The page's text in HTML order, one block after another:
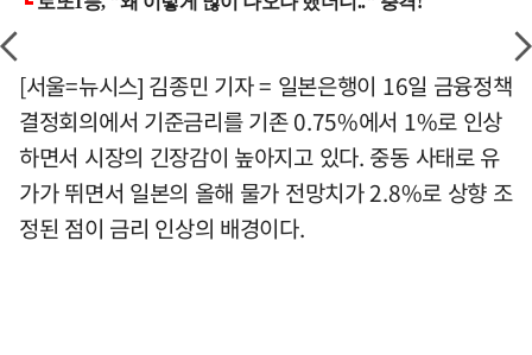
[서울=뉴시스] 김종민 기자 = 일본은행이 16일 금융정책
결정회의에서 기준금리를 기존 0.75%에서 1%로 인상
하면서 시장의 긴장감이 높아지고 있다. 중동 사태로 유
가가 뛰면서 일본의 올해 물가 전망치가 2.8%로 상향 조
정된 점이 금리 인상의 배경이다.